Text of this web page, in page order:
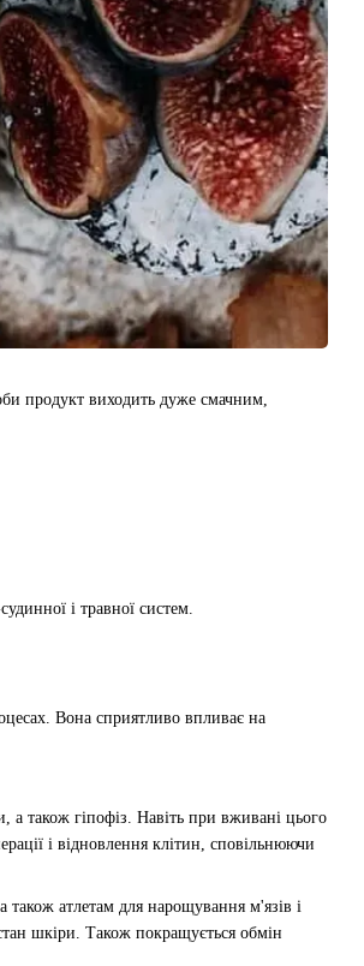
продукт виходить дуже смачним,
і травної систем.
Вона сприятливо впливає на
також гіпофіз. Навіть при вживані цього
і відновлення клітин, сповільнюючи
також атлетам для нарощування м'язів і
шкіри. Також покращується обмін